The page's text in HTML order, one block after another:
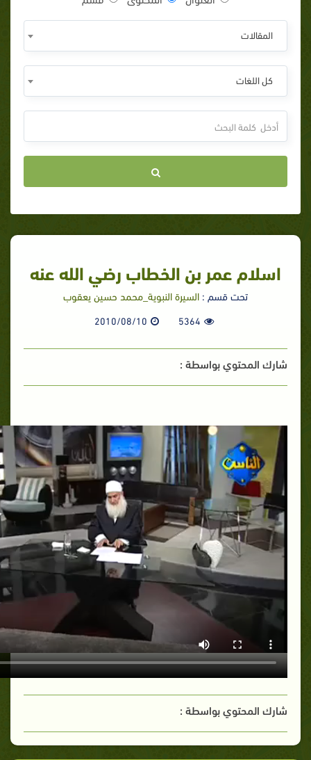
المقالات
كل اللغات
اسلام عمر بن الخطاب رضي الله عنه
تحت قسم : السيرة النبوية_محمد حسين يعقوب
5364
2010/08/10
شارك المحتوي بواسطة :
شارك المحتوي بواسطة :